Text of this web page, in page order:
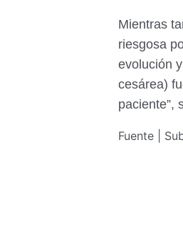
Mientras
riesgosa
evolución
cesárea)
paciente”,
Fuente |